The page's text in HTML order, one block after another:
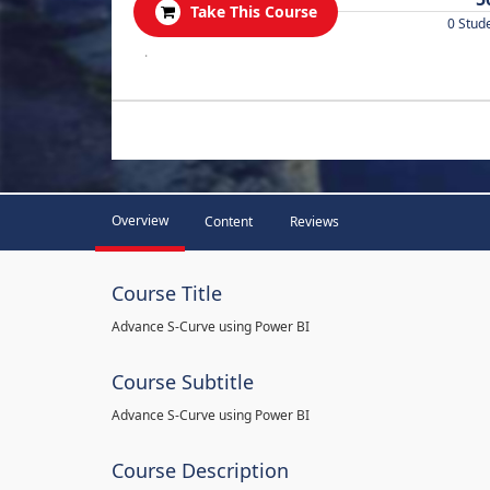
Take This Course
0
.
Overview Content Reviews
Course Title
Advance S-Curve using Power BI
Course Subtitle
Advance S-Curve using Power BI
Course Description